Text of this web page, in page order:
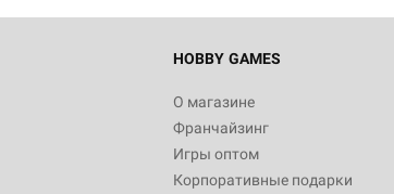
HOBBY GAMES
О магазине
Франчайзинг
Игры оптом
Корпоративные подарки